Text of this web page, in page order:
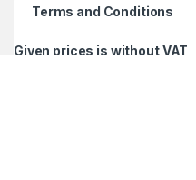
Terms and Conditions
Given prices is without VAT